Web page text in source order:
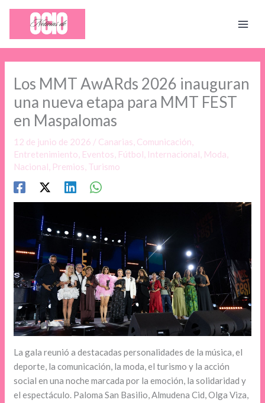
contenido
Los MMT AwARds 2026 inauguran
una nueva etapa para MMT FEST
en Maspalomas
12 de junio de 2026 / Canarias, Comunicación,
Entretenimiento, Eventos, Fútbol, Internacional, Moda,
Nacional, Premios, Turismo
La gala reunió a destacadas personalidades de la música, el
deporte, la comunicación, la moda, el turismo y la acción
social en una noche marcada por la emoción, la solidaridad y
el espectáculo. Paloma San Basilio, Almudena Cid, Olga Viza,